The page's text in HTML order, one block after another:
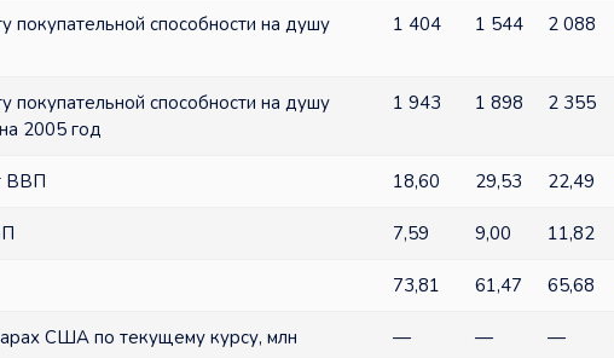
способности на душу
1 404 1 544 2 088
способности на душу
2005 год
1 943 1 898 2 355
ВВП 18,60 29,53 22,49
7,59 9,00 11,82
73,81 61,47 65,68
США по текущему курсу, млн — — —